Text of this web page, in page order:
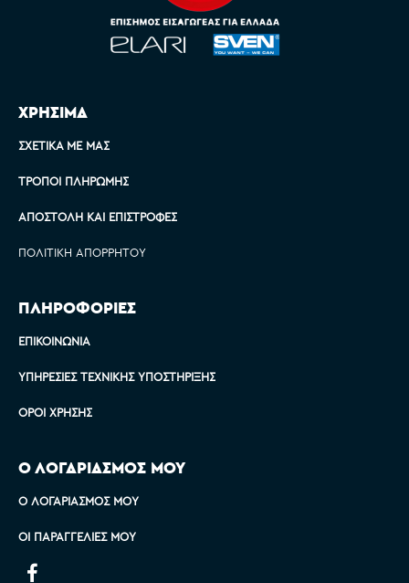
ΧΡΗΣΙΜΑ
ΣΧΕΤΙΚΆ ΜΕ ΜΑΣ
ΤΡΌΠΟΙ ΠΛΗΡΩΜΉΣ
ΑΠΟΣΤΟΛΉ ΚΑΙ ΕΠΙΣΤΡΟΦΈΣ
ΠΟΛΙΤΙΚΉ ΑΠΟΡΡΉΤΟΥ
ΠΛΗΡΟΦΟΡΙΕΣ
ΕΠΙΚΟΙΝΩΝΊΑ
ΥΠΗΡΕΣΊΕΣ ΤΕΧΝΙΚΉΣ ΥΠΟΣΤΉΡΙΞΗΣ
ΌΡΟΙ ΧΡΉΣΗΣ
Ο ΛΟΓΑΡΙΑΣΜΟΣ ΜΟΥ
Ο ΛΟΓΑΡΙΑΣΜΌΣ ΜΟΥ
ΟΙ ΠΑΡΑΓΓΕΛΊΕΣ ΜΟΥ